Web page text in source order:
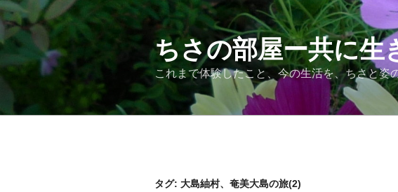
コ
ン
テ
ツ
ちさの部屋ー共に生
これまで体験したこと、今の生活を、ちさと
タグ: 大島紬村、奄美大島の旅(2)